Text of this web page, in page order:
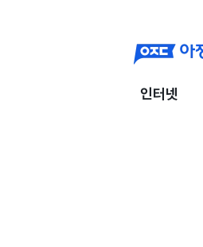
인터넷